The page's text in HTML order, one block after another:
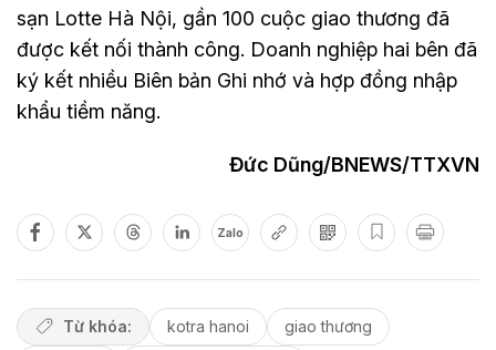
sạn Lotte Hà Nội, gần 100 cuộc giao thương đã
được kết nối thành công. Doanh nghiệp hai bên đã
ký kết nhiều Biên bản Ghi nhớ và hợp đồng nhập
khẩu tiềm năng.
Đức Dũng/BNEWS/TTXVN
Zalo
Từ khóa: kotra hanoi
giao thương